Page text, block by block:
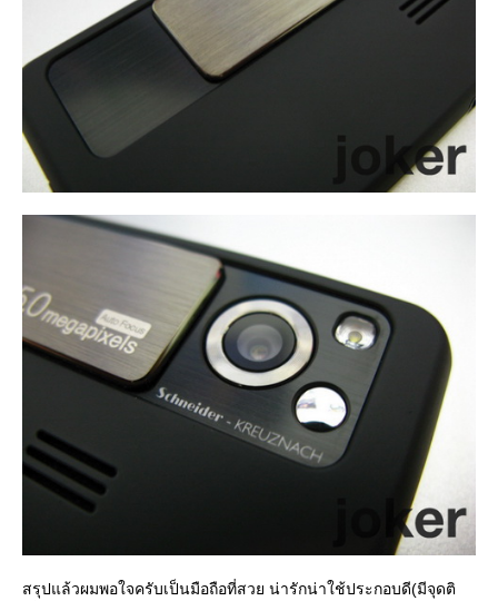
สรุปแล้วผมพอใจครับเป็นมือถือที่สวย น่ารักน่าใช้ประกอบดี(มีจุดติ